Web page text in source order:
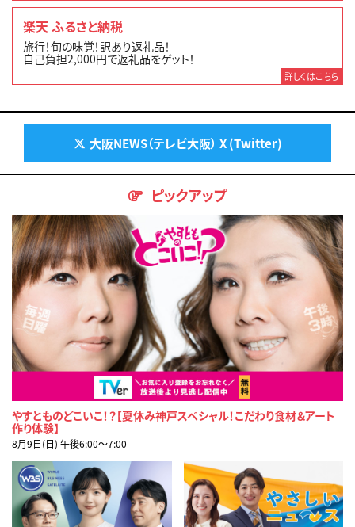
楽天 ふるさと納税
旅行！旬の味覚！訳あり返礼品！
自己負担2,000円で返礼品をゲット！
詳しくはこちら
大阪NEWS（テレビ大阪） X (Twitter)
ピックアップ
やすとものどこいこ！？【夏休み神戸スペシャル！こだわり食材＆アート
作り体験】
8月9日(日) 午後6:00〜7:00